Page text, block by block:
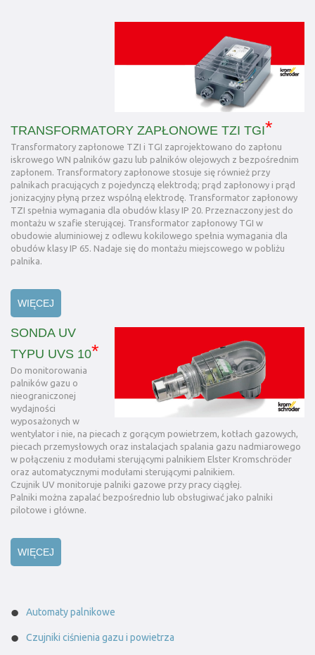
TRANSFORMATORY ZAPŁONOWE TZI TGI*
Transformatory zapłonowe TZI i TGI zaprojektowano do zapłonu
iskrowego WN palników gazu lub palników olejowych z bezpośrednim
zapłonem. Transformatory zapłonowe stosuje się również przy
palnikach pracujących z pojedynczą elektrodą; prąd zapłonowy i prąd
jonizacyjny płyną przez wspólną elektrodę. Transformator zapłonowy
TZI spełnia wymagania dla obudów klasy IP 20. Przeznaczony jest do
montażu w szafie sterującej. Transformator zapłonowy TGI w
obudowie aluminiowej z odlewu kokilowego spełnia wymagania dla
obudów klasy IP 65. Nadaje się do montażu miejscowego w pobliżu
palnika.
WIĘCEJ
SONDA UV
TYPU UVS 10*
Do monitorowania
palników gazu o
nieograniczonej
wydajności
wyposażonych w
wentylator i nie, na piecach z gorącym powietrzem, kotłach gazowych,
piecach przemysłowych oraz instalacjach spalania gazu nadmiarowego
w połączeniu z modułami sterującymi palnikiem Elster Kromschröder
oraz automatycznymi modułami sterującymi palnikiem.
Czujnik UV monitoruje palniki gazowe przy pracy ciągłej.
Palniki można zapalać bezpośrednio lub obsługiwać jako palniki
pilotowe i główne.
WIĘCEJ
Automaty palnikowe
Czujniki ciśnienia gazu i powietrza